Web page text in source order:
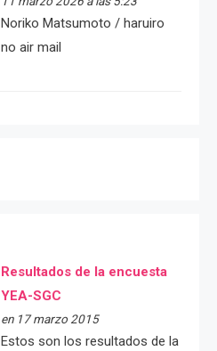
Noriko Matsumoto / haruiro
no air mail
Resultados de la encuesta
YEA-SGC
en 17 marzo 2015
Estos son los resultados de la